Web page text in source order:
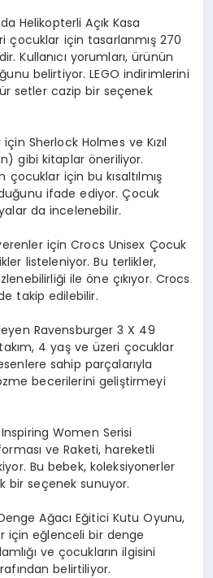
Helikopterli Açık Kasa
çocuklar için tasarlanmış 270
Kullanıcı yorumları, ürünün
belirtiyor. LEGO indirimlerini
setler cazip bir seçenek
Sherlock Holmes ve Kızıl
gibi kitaplar öneriliyor.
çocuklar için bu kısaltılmış
ifade ediyor. Çocuk
da incelenebilir.
için Crocs Unisex Çocuk
listeleniyor. Bu terlikler,
ile öne çıkıyor. Crocs
takip edilebilir.
Ravensburger 3 X 49
4 yaş ve üzeri çocuklar
sahip parçalarıyla
becerilerini geliştirmeyi
Women Serisi
ve Raketi, hareketli
Bu bebek, koleksiyonerler
bir seçenek sunuyor.
Ağacı Eğitici Kutu Oyunu,
için eğlenceli bir denge
ve çocukların ilgisini
belirtiliyor.